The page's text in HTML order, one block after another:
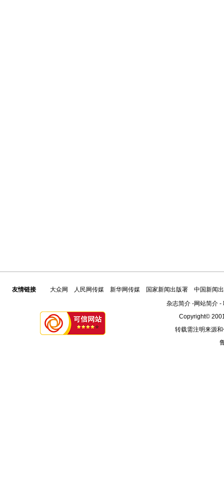
友情链接 大众网 人民网传媒 新华网传媒 国家新闻出版署
中国新闻
杂志简介-网站简介-
Copyright©
转载需注明来源